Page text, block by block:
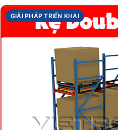
GIẢI PHÁP TRIỂN KHAI